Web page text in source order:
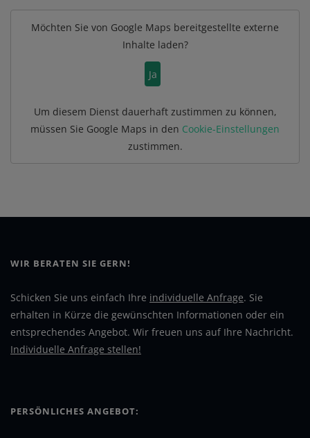
Möchten Sie von Google Maps bereitgestellte externe
Inhalte laden?
Ja
Um diesem Dienst dauerhaft zustimmen zu können,
müssen Sie Google Maps in den Cookie-Einstellungen
zustimmen.
WIR BERATEN SIE GERN!
Schicken Sie uns einfach Ihre individuelle Anfrage. Sie
erhalten in Kürze die gewünschten Informationen oder ein
entsprechendes Angebot. Wir freuen uns auf Ihre Nachricht.
Individuelle Anfrage stellen!
PERSÖNLICHES ANGEBOT: